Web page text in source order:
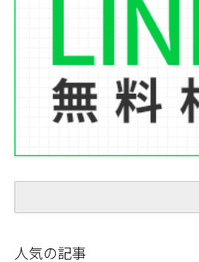
人気の記事